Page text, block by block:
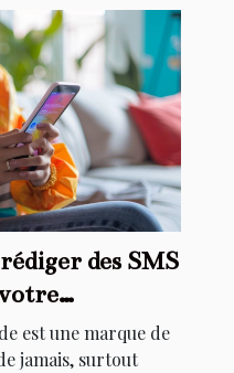
des SMS
est une marque de
jamais, surtout